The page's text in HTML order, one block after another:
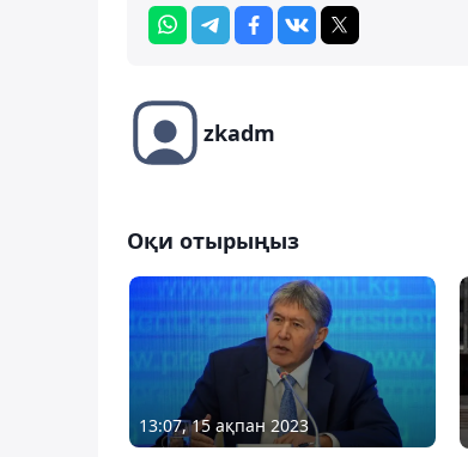
zkadm
Оқи отырыңыз
13:07, 15 ақпан 2023